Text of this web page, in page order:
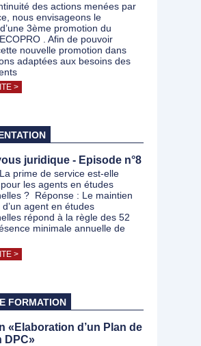
des actions menées par
nous envisageons le
3ème promotion du
. Afin de pouvoir
nouvelle promotion dans
adaptées aux besoins des
>
juridique - Episode n°8
prime de service est-elle
les agents en études
? Réponse : Le maintien
agent en études
répond à la règle des 52
minimale annuelle de
>
FORMATION
«Elaboration d’un Plan de
DPC»